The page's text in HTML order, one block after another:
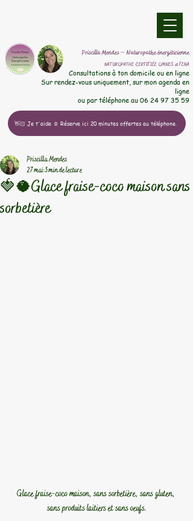
​Priscilla Mendes – Naturopathe énergéticienne
NATUROPATHE CERTIFIÉE OMNES et FENA
​Consultations à ton domicile ou en ligne
Sur rendez-vous uniquement, sur mon agenda en
ligne
ou par téléphone au 06 24 97 35 59
👋🏻 Je t'aide ☺️ Réserve ici 20 minutes offertes au téléphone.
🍓🥥Glace fraise-coco maison sans
sorbetière
Priscilla Mendes
27 mai3 min de lecture
Glace fraise-coco maison, sans sorbetière, sans gluten,
sans produits laitiers et sans oeufs.